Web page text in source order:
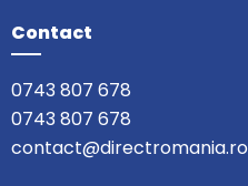
Contact
0743 807 678
0743 807 678
contact@directromania.ro